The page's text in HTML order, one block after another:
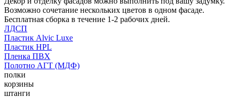
Возможно сочетание нескольких цветов в одном фасаде.
Бесплатная сборка в течение 1-2 рабочих дней.
ЛДСП
Пластик Alvic Luxe
Пластик HPL
Пленка ПВХ
Полотно АГТ (МДФ)
полки
корзины
штанги